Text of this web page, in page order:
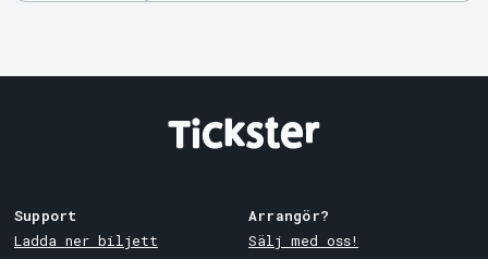
Support
Ladda ner biljett
Arrangör?
Sälj med oss!